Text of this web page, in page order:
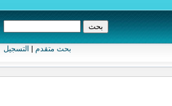
بحث متقدم | التسجيل